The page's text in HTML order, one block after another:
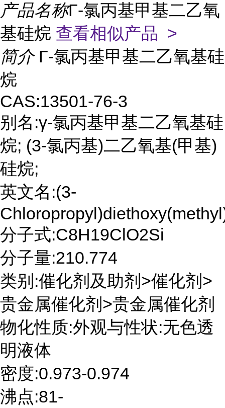
产品名称Γ-氯丙基甲基二乙氧
基硅烷 查看相似产品 >
简介 Γ-氯丙基甲基二乙氧基硅
烷
CAS:13501-76-3
别名:γ-氯丙基甲基二乙氧基硅
烷; (3-氯丙基)二乙氧基(甲基)
硅烷;
英文名:(3-
分子式:C8H19ClO2Si
分子量:210.774
类别:催化剂及助剂>催化剂>
贵金属催化剂>贵金属催化剂
物化性质:外观与性状:无色透
明液体
密度:0.973-0.974
沸点:81-